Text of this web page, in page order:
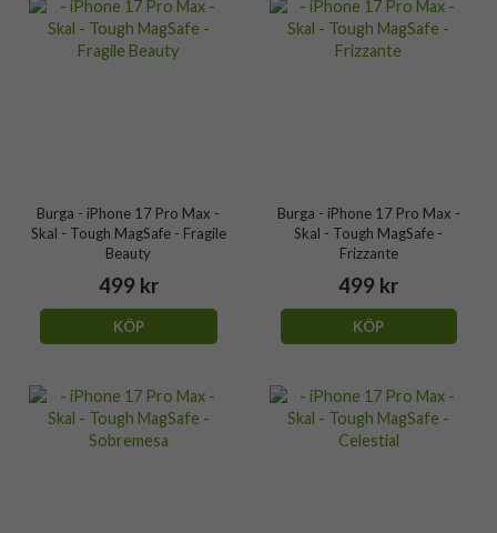
Burga - iPhone 17 Pro Max -
Skal - Tough MagSafe - Fragile
Beauty
499 kr
KÖP
Burga - iPhone 17 Pro Max -
Skal - Tough MagSafe -
Frizzante
499 kr
KÖP